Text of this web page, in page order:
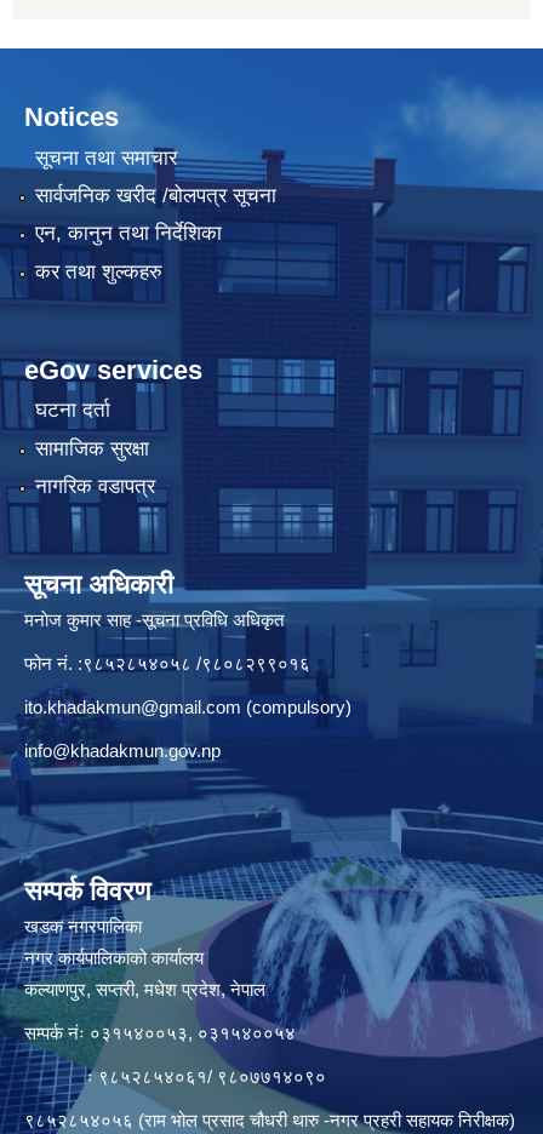
Notices
सूचना तथा समाचार
सार्वजनिक खरीद /बोलपत्र सूचना
एन, कानुन तथा निर्देशिका
कर तथा शुल्कहरु
eGov services
घटना दर्ता
सामाजिक सुरक्षा
नागरिक वडापत्र
सूचना अधिकारी
मनाेज कुमार साह -सूचना प्रविधि अधिकृत
फोन नं. :९८५२८५४०५८ /९८०८२९९०१६
ito.khadakmun@gmail.com (compulsory)
info@khadakmun.gov.np
सम्पर्क विवरण
खडक नगरपालिका
नगर कार्यपालिकाको कार्यालय
कल्याणपुर, सप्तरी, मधेश प्रदेश, नेपाल
सम्पर्क नंः ०३१५४००५३, ०३१५४००५४
ः ९८५२८५४०६१/ ९८०७७१४०९०
९८५२८५४०५६ (राम भोल प्रसाद चौधरी थारु -नगर प्रहरी सहायक निरीक्षक)